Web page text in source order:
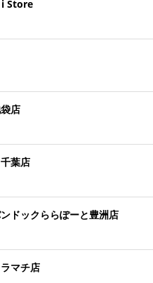
i Store
店
葉店
ドックららぽーと豊洲店
マチ店